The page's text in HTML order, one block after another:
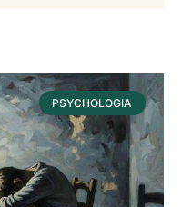
PSYCHOLOGIA